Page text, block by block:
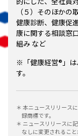
（５）そのほかの
健康診断、健康促
康に関する相談窓
組み など
※「健康経営®」は
す。
＊ 本ニュースリリース
録商標です。
＊ ニュースリリースに
なしに変更されること